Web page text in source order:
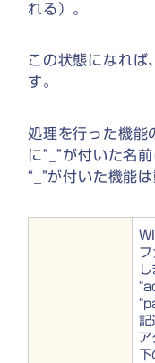
れる）。
この状態になれば
す。
処理を行った機能
に”_”が付いた名
“_”が付いた機能
フ
し
記
ア
下